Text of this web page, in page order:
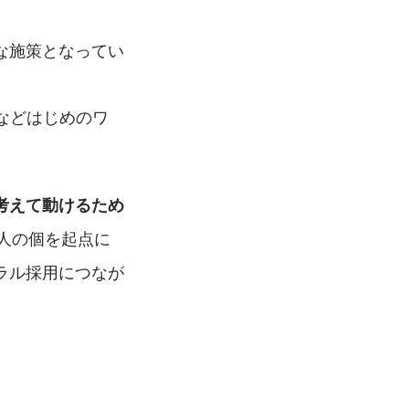
施策となってい
どはじめのワ
えて動けるため
の個を起点に
ル採用につなが